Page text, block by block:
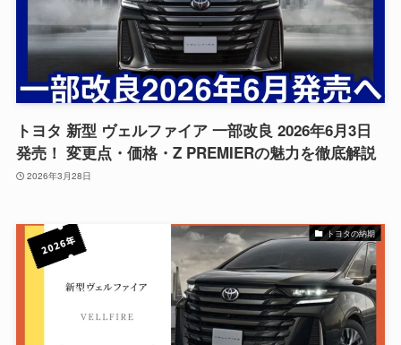
トヨタ 新型 ヴェルファイア 一部改良 2026年6月3日
発売！ 変更点・価格・Z PREMIERの魅力を徹底解説
2026年3月28日
トヨタの納期